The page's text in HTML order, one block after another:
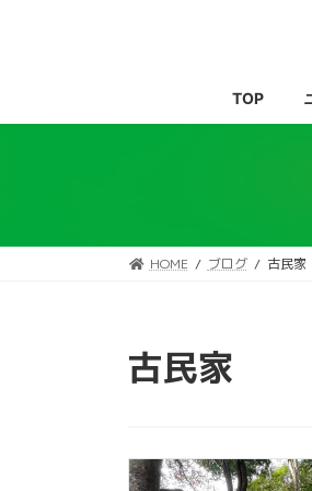
TOP
HOME ブログ 古民家
古民家